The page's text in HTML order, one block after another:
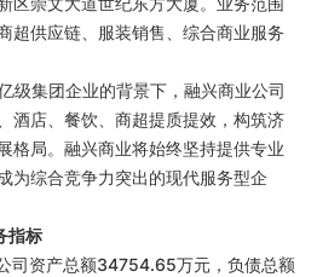
超供应链、服装销售、综合商业服务
级集团企业的背景下，融兴商业公司
酒店、餐饮、商超提质提效，构筑济
格局。融兴商业将始终坚持提供专业
为综合竞争力突出的现代服务型企
指标
司资产总额34754.65万元，负债总额